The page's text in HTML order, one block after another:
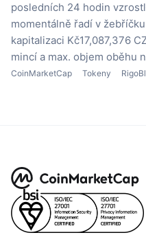
posledních 24 hodin
momentálně řadí v
kapitalizaci Kč17,087,376
mincí a max. objem oběhu
CoinMarketCap Tokeny